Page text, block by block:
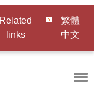
Related
links
繁體
中文